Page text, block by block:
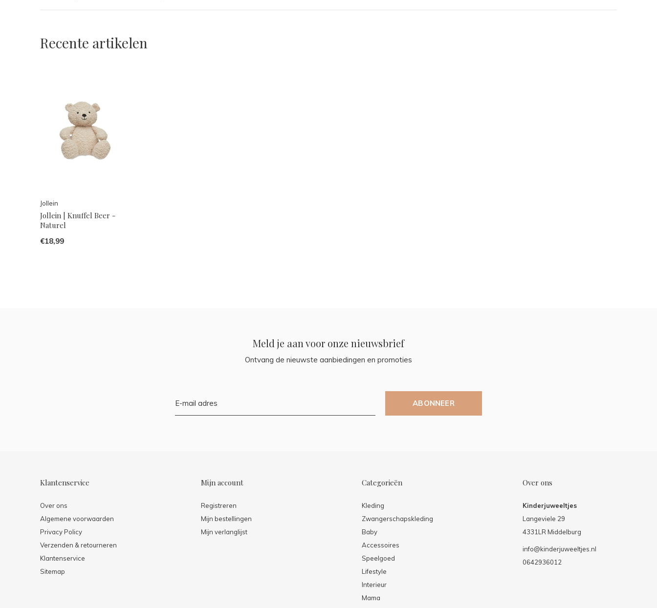
Recente artikelen
Jollein
Jollein | Knuffel Beer -
Naturel
€18,99
Meld je aan voor onze nieuwsbrief
Ontvang de nieuwste aanbiedingen en promoties
ABONNEER
Klantenservice
Over ons
Algemene voorwaarden
Privacy Policy
Verzenden & retourneren
Klantenservice
Sitemap
Mijn account
Registreren
Mijn bestellingen
Mijn verlanglijst
Categorieën
Kleding
Zwangerschapskleding
Baby
Accessoires
Speelgoed
Lifestyle
Interieur
Mama
Over ons
Kinderjuweeltjes
Langeviele 29
4331LR Middelburg
info@kinderjuweeltjes.nl
0642936012